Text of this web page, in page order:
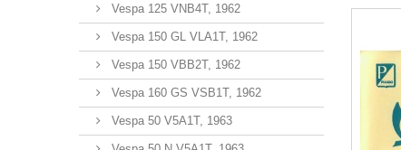
Vespa 125 VNB4T, 1962
Vespa 150 GL VLA1T, 1962
Vespa 150 VBB2T, 1962
Vespa 160 GS VSB1T, 1962
Vespa 50 V5A1T, 1963